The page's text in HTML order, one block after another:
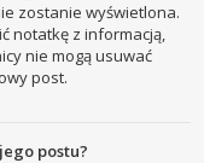
zostanie wyświetlona.
notatkę z informacją,
nie mogą usuwać
post.
postu?